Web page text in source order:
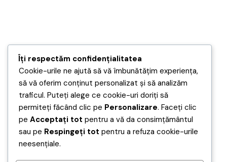
Îți respectăm confidențialitatea
Cookie-urile ne ajută să vă îmbunătățim experiența,
să vă oferim conținut personalizat și să analizăm
traficul. Puteți alege ce cookie-uri doriți să
permiteți făcând clic pe Personalizare. Faceți clic
pe Acceptați tot pentru a vă da consimțământul
sau pe Respingeți tot pentru a refuza cookie-urile
neesențiale.